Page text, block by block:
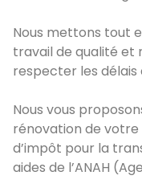
Nous mettons tout
travail de qualité et
respecter les délais
Nous vous
rénovation de
d’impôt pour la
aides de l’ANAH